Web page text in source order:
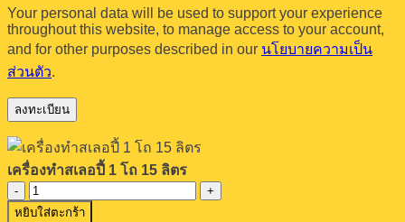
Your personal data will be used to support your experience
throughout this website, to manage access to your account,
and for other purposes described in our นโยบายความเป็น
ส่วนตัว.
ลงทะเบียน
เครื่องทำสเลอปี้ 1 โถ 15 ลิตร
จำนวน
เครื่อง
หยิบใส่ตะกร้า